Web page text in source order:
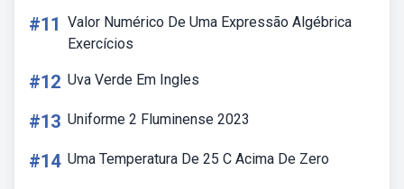
#11 Valor Numérico De Uma Expressão Algébrica
Exercícios
#12 Uva Verde Em Ingles
#13 Uniforme 2 Fluminense 2023
#14 Uma Temperatura De 25 C Acima De Zero